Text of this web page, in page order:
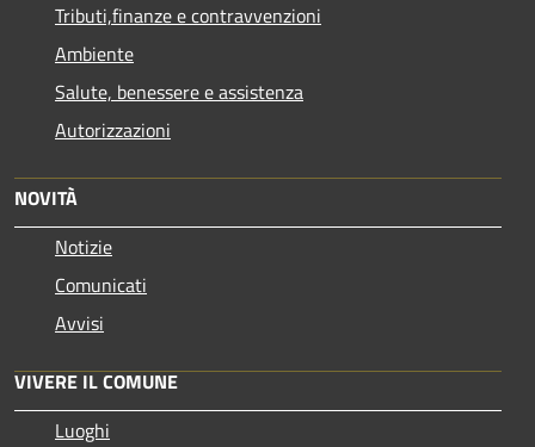
Tributi,finanze e contravvenzioni
Ambiente
Salute, benessere e assistenza
Autorizzazioni
NOVITÀ
Notizie
Comunicati
Avvisi
VIVERE IL COMUNE
Luoghi